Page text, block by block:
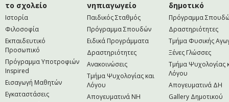
το σχολείο
Ιστορία
Φιλοσοφία
Εκπαιδευτικό
Προσωπικό
Πρόγραμμα Υποτροφιών
Inspired
Εισαγωγή Μαθητών
Εγκαταστάσεις
νηπιαγωγείο
Παιδικός Σταθμός
Πρόγραμμα Σπουδών
Ειδικά Προγράμματα
Δραστηριότητες
Ανακοινώσεις
Τμήμα Ψυχολογίας και
Λόγου
Απογευματινά NH
δημοτικό
Πρόγραμμα
Δραστηριότητες
Τμήμα Φυσικής
Ξένες Γλώσσες
Τμήμα Ψυχολογίας
Λόγου
Απογευματινά ΔΗ
Gallery Δημοτικού